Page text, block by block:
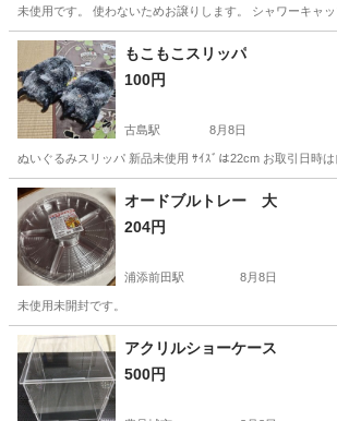
未使用です。 使わないためお譲りします。 シャワーキャ
沖縄 那覇市 古島駅 その他
もこもこスリッパ
100円
古島駅 8月8日
ぬいぐるみスリッパ 新品未使用 ｻｲｽﾞは22cm お取引日時
沖縄 那覇市 古島駅 その他 自己紹介
オードブルトレー 大
204円
浦添前田駅 8月8日
未使用未開封です。
沖縄 中頭郡 浦添前田駅 食器
アクリルショーケース
500円